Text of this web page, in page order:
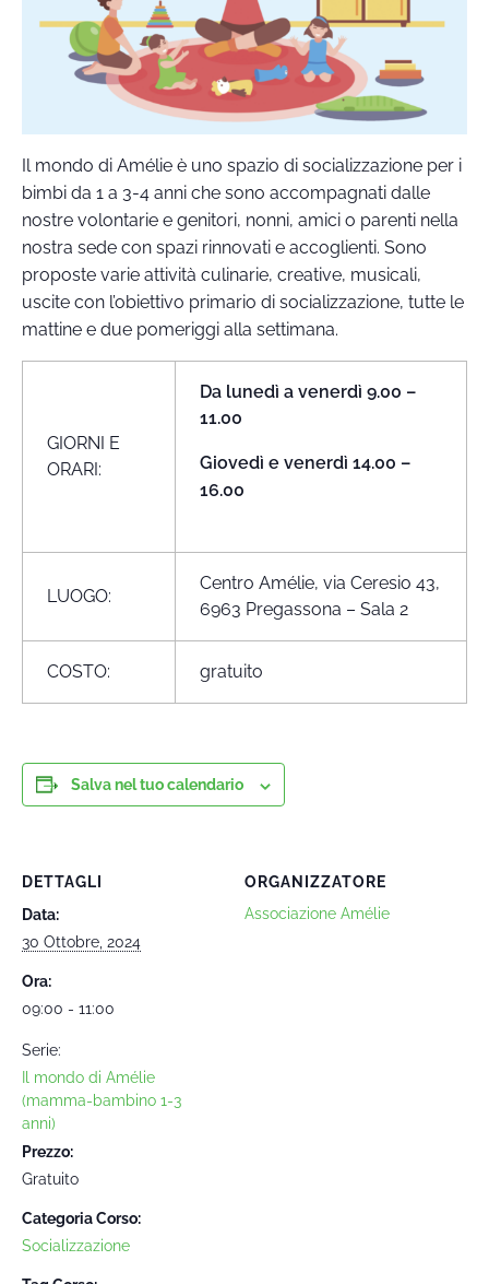
Il mondo di Amélie è uno spazio di socializzazione per i
bimbi da 1 a 3-4 anni che sono accompagnati dalle
nostre volontarie e genitori, nonni, amici o parenti nella
nostra sede con spazi rinnovati e accoglienti. Sono
proposte varie attività culinarie, creative, musicali,
uscite con l’obiettivo primario di socializzazione, tutte le
mattine e due pomeriggi alla settimana.
GIORNI E
ORARI:
Da lunedì a venerdì 9.00 –
11.00
Giovedì e venerdì 14.00 –
16.00
LUOGO:
Centro Amélie, via Ceresio 43,
6963 Pregassona – Sala 2
COSTO: gratuito
Salva nel tuo calendario
DETTAGLI
Data:
30 Ottobre, 2024
Ora:
09:00 - 11:00
Serie:
Il mondo di Amélie
(mamma-bambino 1-3
anni)
Prezzo:
Gratuito
Categoria Corso:
Socializzazione
ORGANIZZATORE
Associazione Amélie